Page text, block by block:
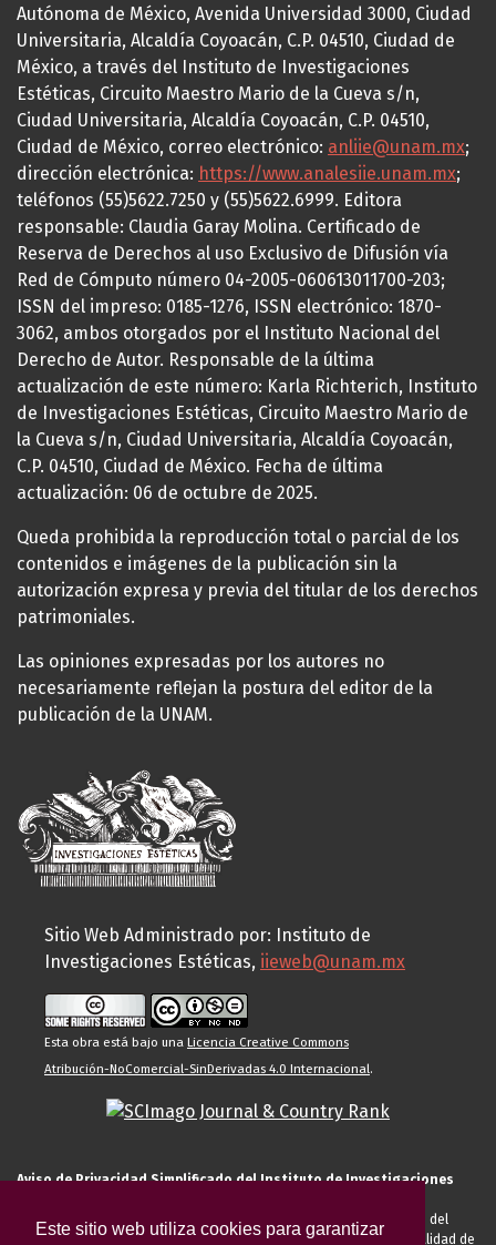
Este sitio web utiliza cookies para garantizar
Autónoma de México, Avenida Universidad 3000, Ciudad
Universitaria, Alcaldía Coyoacán, C.P. 04510, Ciudad de
México, a través del Instituto de Investigaciones
Estéticas, Circuito Maestro Mario de la Cueva s/n,
Ciudad Universitaria, Alcaldía Coyoacán, C.P. 04510,
Ciudad de México, correo electrónico: anliie@unam.mx;
dirección electrónica: https://www.analesiie.unam.mx;
teléfonos (55)5622.7250 y (55)5622.6999. Editora
responsable: Claudia Garay Molina. Certificado de
Reserva de Derechos al uso Exclusivo de Difusión vía
Red de Cómputo número 04-2005-060613011700-203;
ISSN del impreso: 0185-1276, ISSN electrónico: 1870-
3062, ambos otorgados por el Instituto Nacional del
Derecho de Autor. Responsable de la última
actualización de este número: Karla Richterich, Instituto
de Investigaciones Estéticas, Circuito Maestro Mario de
la Cueva s/n, Ciudad Universitaria, Alcaldía Coyoacán,
C.P. 04510, Ciudad de México. Fecha de última
actualización: 06 de octubre de 2025.
Queda prohibida la reproducción total o parcial de los
contenidos e imágenes de la publicación sin la
autorización expresa y previa del titular de los derechos
patrimoniales.
Las opiniones expresadas por los autores no
necesariamente reflejan la postura del editor de la
publicación de la UNAM.
Sitio Web Administrado por: Instituto de
Investigaciones Estéticas, iieweb@unam.mx
Esta obra está bajo una Licencia Creative Commons
Atribución-NoComercial-SinDerivadas 4.0 Internacional.
Aviso de Privacidad Simplificado del Instituto de Investigaciones
El Instituto de Investigaciones Estéticas de la UNAM, es responsable del
tratamiento de sus datos personales para el registro de usted en calidad de